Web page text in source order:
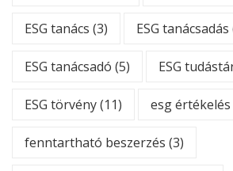
ESG tanács (3) ESG tanácsadás
ESG tanácsadó (5) ESG
ESG törvény(11) esg értékelés
fenntartható beszerzés (3)